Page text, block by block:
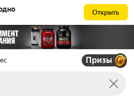
Открыть
Призы